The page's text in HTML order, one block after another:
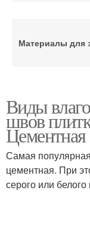
Материалы для
Силиконовая
Полимерная
Виды
швов
Цементная
Самая
цементная. При
серого или белого